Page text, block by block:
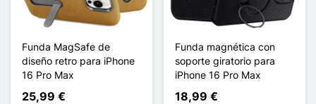
Funda MagSafe de
diseño retro para iPhone
16 Pro Max
25,99 €
Funda magnética con
soporte giratorio para
iPhone 16 Pro Max
18,99 €